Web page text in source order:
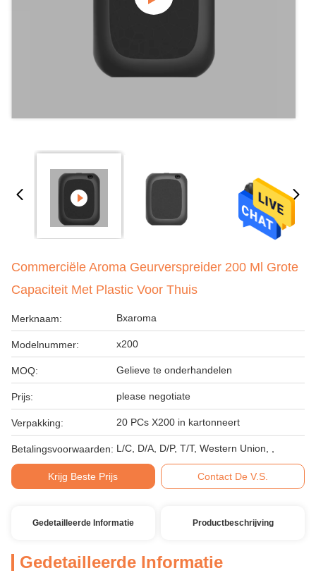
Commerciële Aroma Geurverspreider 200 Ml Grote
Capaciteit Met Plastic Voor Thuis
Merknaam: Bxaroma
Modelnummer: x200
MOQ: Gelieve te onderhandelen
Prijs: please negotiate
Verpakking: 20 PCs X200 in kartonneert
Betalingsvoorwaarden: L/C, D/A, D/P, T/T, Western Union, ,
Krijg Beste Prijs Contact De V.S.
Gedetailleerde Informatie Productbeschrijving
Gedetailleerde Informatie